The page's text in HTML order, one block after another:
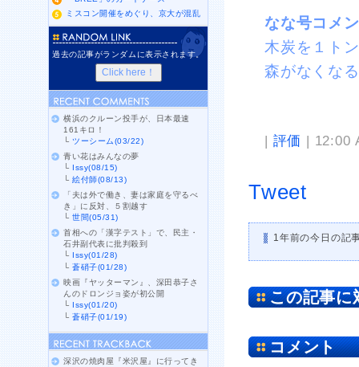
なな号コ
木炭を１ト
森がなくな
| 評価 | 12:00
Tweet
1年前の今日の記
この記事に
コメント
ミスコン開催をめぐり、京大が混乱
過去の記事がランダムに表示されます。
横浜のクルーン投手が、日本最速
161キロ！
└ツーシーム(03/22)
青い花はみんなの夢
└ Issy(08/15)
└絵付師(08/13)
「夫は外で働き、妻は家庭を守るべ
き」に反対、５割越す
└世間(05/31)
首相への「漢字テスト」で、民主・
石井副代表に批判殺到
└ Issy(01/28)
└蒼硝子(01/28)
映画『ヤッターマン』、深田恭子さ
んのドロンジョ姿が初公開
└ Issy(01/20)
└蒼硝子(01/19)
深沢の焼肉屋『米沢屋』に行ってき